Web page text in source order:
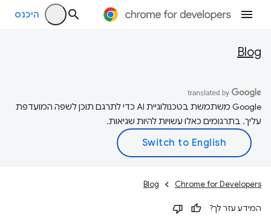
היכנס
Blog
‫Google משתמשת בטכנולוגיית AI כדי לתרגם תוכן לשפה המועדפת
עליך. בתרגומים כאלו עשויות להיות שגיאות.
Chrome for Developers
Blog
המידע עזר לך?